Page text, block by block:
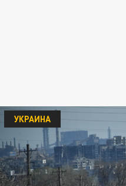
УКРАИНА